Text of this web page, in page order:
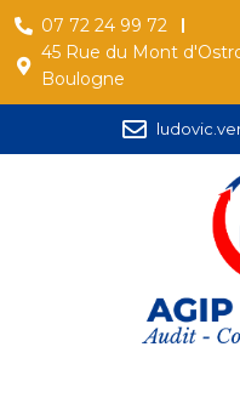
07 72 24 99 72
45 Rue du Mont
Boulogne